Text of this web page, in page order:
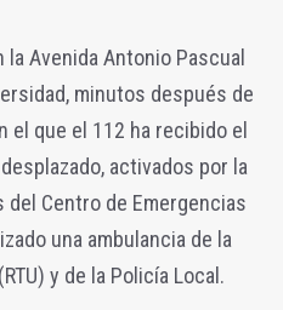
Avenida Antonio Pascual
minutos después de
el que el 112 ha recibido el
activados por la
Centro de Emergencias
una ambulancia de la
y de la Policía Local.